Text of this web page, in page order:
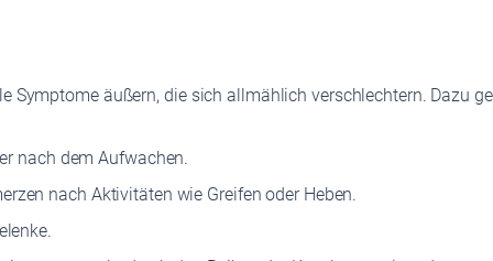
äußern, die sich allmählich verschlechtern. Dazu
nach dem Aufwachen.
nach Aktivitäten wie Greifen oder Heben.